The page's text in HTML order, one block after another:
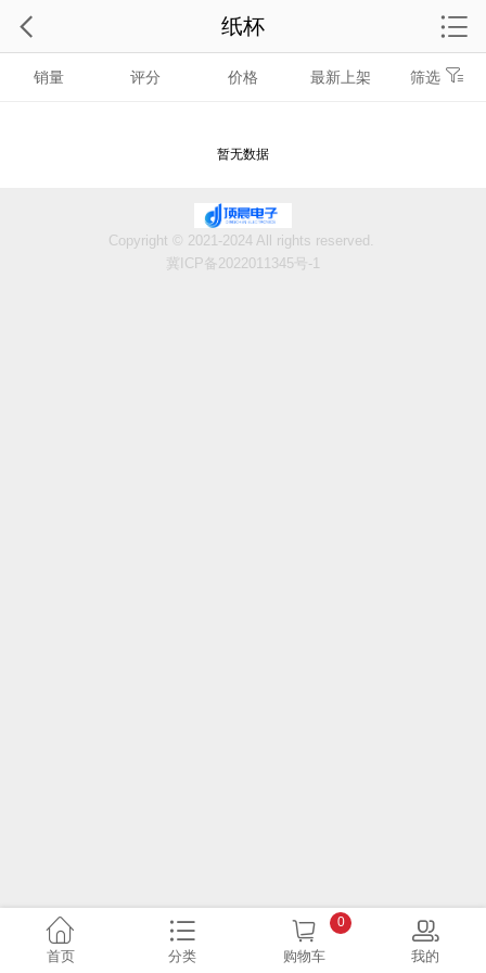
销量 评分 价格 最新上架 筛选
暂无数据
纸杯
Copyright © 2021-2024 All rights reserved.
冀ICP备2022011345号-1
首页 分类 购物车
0
我的